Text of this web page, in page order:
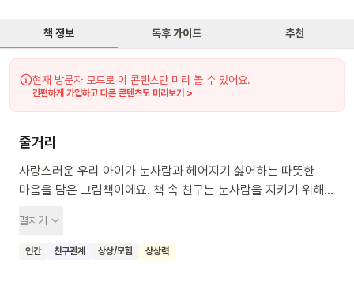
책 정보 독후 가이드 추천
현재 방문자 모드로 이 콘텐츠만 미리 볼 수 있어요.
간편하게 가입하고 다른 콘텐츠도 미리보기 >
줄거리
사랑스러운 우리 아이가 눈사람과 헤어지기 싫어하는 따뜻한
마음을 담은 그림책이에요. 책 속 친구는 눈사람을 지키기 위해
이 멋진 여행을 통해 사랑하는 친구를 지키고 싶은 순수한 마음이
얼마나 큰 힘을 가졌는지 깨닫게 될 거예요. 아이들은 책 속
펼치기
인간 친구관계 상상/모험 상상력